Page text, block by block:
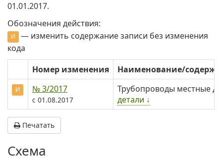
01.01.2017.
Обозначения действия:
И
— изменить содержание записи без изменения
кода
Номер изменения
Наименование/
И № 3/2017
с 01.08.2017
Трубопроводы местные
детали ↓
Печатать
Схема